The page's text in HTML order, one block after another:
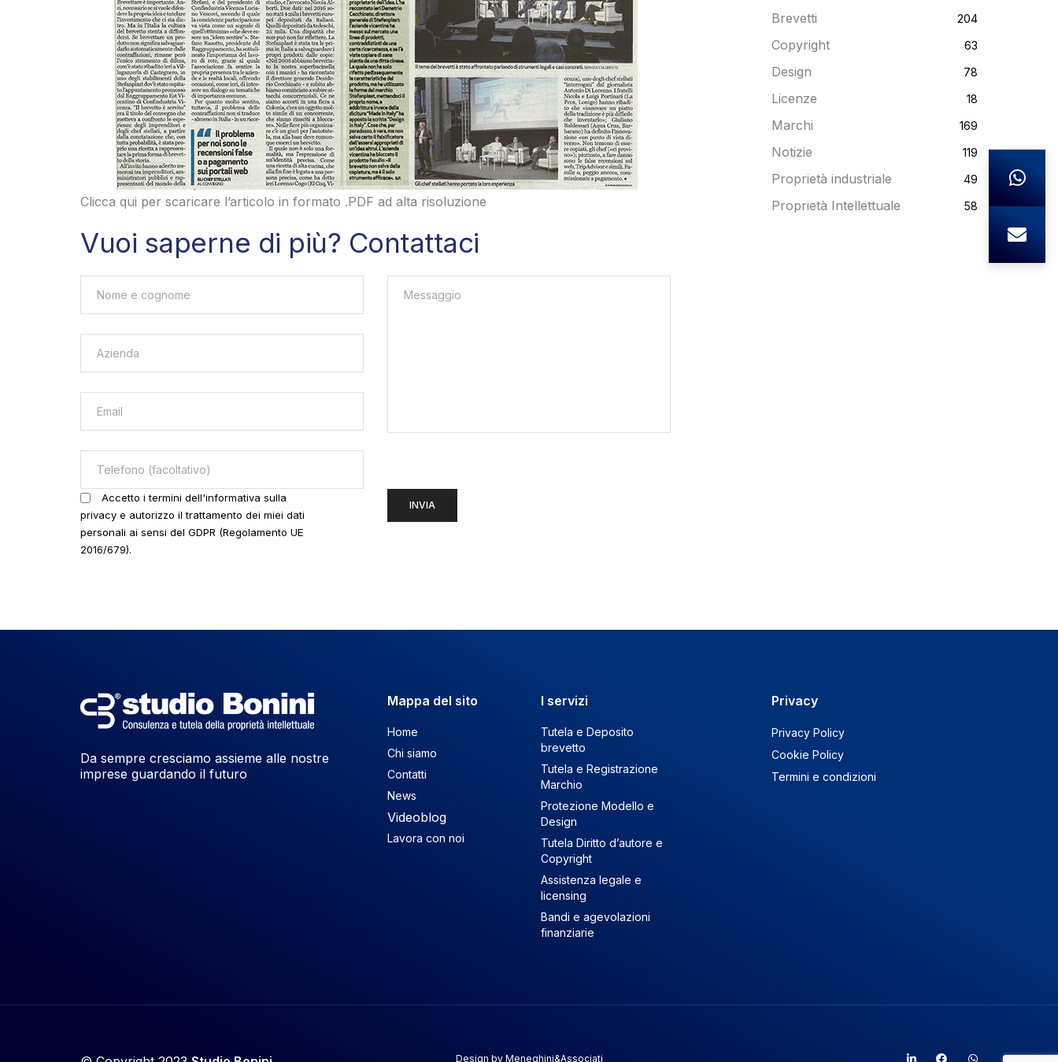
Clicca qui per scaricare l’articolo in formato .PDF ad alta risoluzione
Vuoi saperne di più? Contattaci
Accetto i termini dell'informativa sulla
privacy e autorizzo il trattamento dei miei dati
personali ai sensi del GDPR (Regolamento UE
2016/679).
Brevetti 204
Copyright 63
Design 78
Licenze 18
Marchi 169
Notizie 119
Proprietà industriale 49
Proprietà Intellettuale 58
Da sempre cresciamo assieme alle nostre
imprese guardando il futuro
Mappa del sito
Home
Chi siamo
Contatti
News
Videoblog
Lavora con noi
I servizi
Tutela e Deposito
brevetto
Tutela e Registrazione
Marchio
Protezione Modello e
Design
Tutela Diritto d’autore e
Copyright
Assistenza legale e
licensing
Bandi e agevolazioni
finanziarie
Privacy
Privacy Policy
Cookie Policy
Termini e condizioni
Design by Meneghini&Associati